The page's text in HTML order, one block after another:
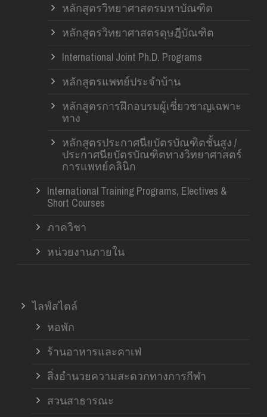
หลักสูตรวิทยาศาสตรมหาบัณฑิต
หลักสูตรวิทยาศาสตรดุษฎีบัณฑิต
International Joint Ph.D. Programs
หลักสูตรแพทย์ประจำบ้าน
หลักสูตรการฝึกอบรมผู้เชี่ยวชาญเฉพาะ
ทาง
หลักสูตรประกาศนียบัตรบัณฑิตชั้นสูง /
ประกาศนียบัตรบัณฑิตทางวิทยาศาสตร์
การแพทย์คลินิก
International Training Programs, Electives &
Short Courses
ภาควิชา
หน่วยงานภายใน
ไลฟ์สไตล์
หอพัก
ร้านอาหารและคาเฟ่
สิ่งอำนวยความสะดวกทางการกีฬา
สวนสาธารณะ